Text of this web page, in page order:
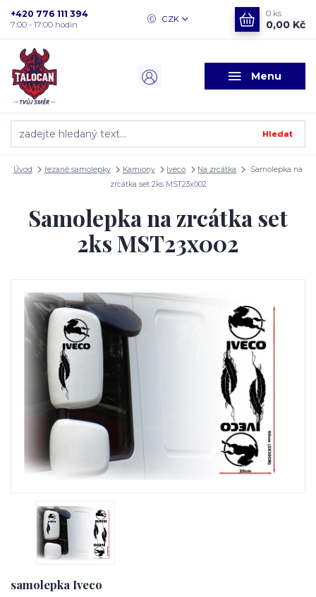
Menu
CZK
Hledat
+420 776 111 394
7:00 - 17:00 hodin
0 ks
0,00 Kč
Úvod řezané samolepky Kamiony Iveco Na zrcátka
Samolepka na
zrcátka set 2ks MST23x002
Samolepka na zrcátka set
2ks MST23x002
samolepka Iveco